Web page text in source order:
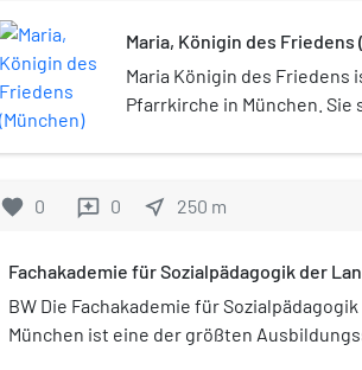
Maria, Königin des Friedens
Maria Königin des Friedens
Pfarrkirche in München.
Werinherstraße /
favorite 0 reviews 0 near_me 250 m
Fachakademie für Sozialpädagogik der
BW Die Fachakademie für
München ist eine der größten